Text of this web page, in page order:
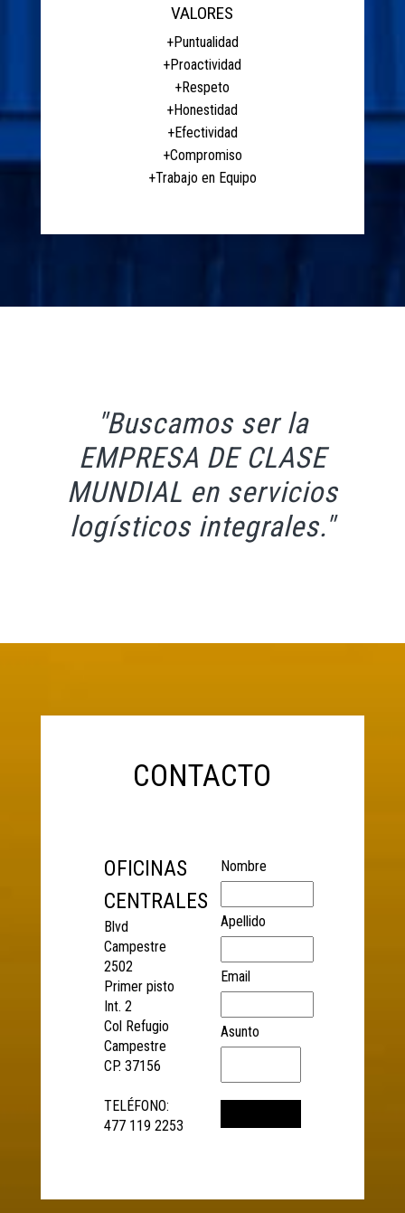
VALORES
+Puntualidad
+Proactividad
+Respeto
+Honestidad
+Efectividad
+Compromiso
+Trabajo en Equipo
"Buscamos ser la
EMPRESA DE CLASE
MUNDIAL en servicios
logísticos integrales."
CONTACTO
OFICINAS
CENTRALES
Blvd
Campestre
2502
Primer pisto
Int. 2
Col Refugio
Campestre
CP. 37156
TELÉFONO:
477 119 2253
Nombre
Apellido
Email
Asunto